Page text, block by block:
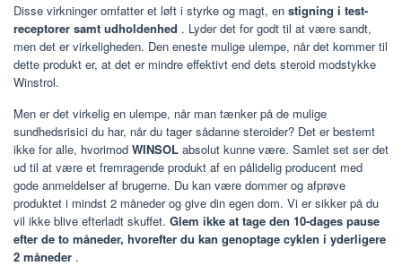
Disse virkninger omfatter et løft i styrke og magt, en stigning i test-
receptorer samt udholdenhed . Lyder det for godt til at være sandt,
men det er virkeligheden. Den eneste mulige ulempe, når det kommer til
dette produkt er, at det er mindre effektivt end dets steroid modstykke
Winstrol.
Men er det virkelig en ulempe, når man tænker på de mulige
sundhedsrisici du har, når du tager sådanne steroider? Det er bestemt
ikke for alle, hvorimod WINSOL absolut kunne være. Samlet set ser det
ud til at være et fremragende produkt af en pålidelig producent med
gode anmeldelser af brugerne. Du kan være dommer og afprøve
produktet i mindst 2 måneder og give din egen dom. Vi er sikker på du
vil ikke blive efterladt skuffet. Glem ikke at tage den 10-dages pause
efter de to måneder, hvorefter du kan genoptage cyklen i yderligere
2 måneder .